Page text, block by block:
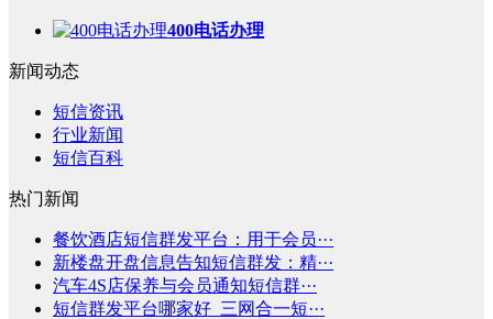
400电话办理
新闻动态
短信资讯
行业新闻
短信百科
热门新闻
餐饮酒店短信群发平台：用于会员···
新楼盘开盘信息告知短信群发：精···
汽车4S店保养与会员通知短信群···
短信群发平台哪家好_三网合一短···